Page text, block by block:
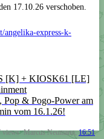
17.10.26 verschoben.
angelika-express-k-
[K] + KIOSK61 [LE]
& Pogo-Power am
vom 16.1.26!
views Marcus Neumann,16:51